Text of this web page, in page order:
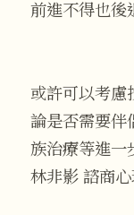
前進不得也後
或許可以考慮
論是否需要伴
族治療等進一
林非影 諮商